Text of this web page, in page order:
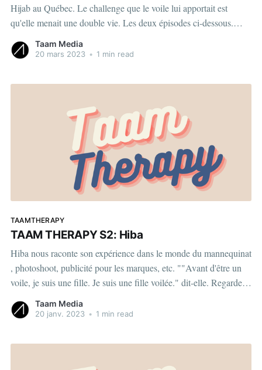
Hijab au Québec. Le challenge que le voile lui apportait est
qu'elle menait une double vie. Les deux épisodes ci-dessous.
Media | Média
Taam Media
20 mars 2023 • 1 min read
TAAMTHERAPY
TAAM THERAPY S2: Hiba
Hiba nous raconte son expérience dans le monde du mannequinat
, photoshoot, publicité pour les marques, etc. ""Avant d'être un
voile, je suis une fille. Je suis une fille voilée." dit-elle. Regardez
shared
Taam Media
20 janv. 2023 • 1 min read